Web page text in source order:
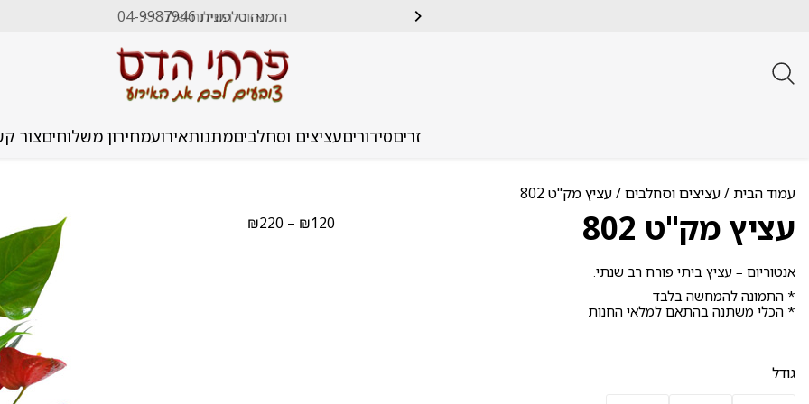
אזורי השילוח שלנו >>
הזמנה טלפונית 04-9987946
זריםסידוריםעציצים וסחלביםמתנותאירועמחירון משלוחיםצור
עמוד הבית /עציצים וסחלבים/ עציץ מק"ט 802
עציץ מק"ט 802 ₪120
–
₪220
אנטוריום – עציץ ביתי פורח רב שנתי.
* התמונה להמחשה בלבד
* הכלי משתנה בהתאם למלאי החנות
גודל